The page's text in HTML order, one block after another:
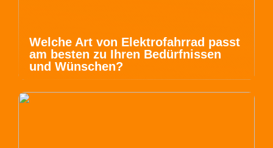
Welche Art von Elektrofahrrad passt
am besten zu Ihren Bedürfnissen
und Wünschen?